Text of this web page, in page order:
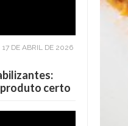
17 DE ABRIL DE 2026
certo